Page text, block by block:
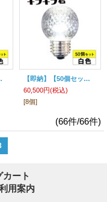
照射角360° 防水用シリコンリング付き
【即納】【50個セット】送料無料 業務用 LED装飾電球 キラキラ君 サイン球 白色 5000K 消費電力1.3W 口金E26 防塵 防水 仕様 IP65 点滅 全光束 65lm 照射角360° 防水用シリコンリング付き
60,500円(税込)
[8個]
(66件/66件)
ート
用案内